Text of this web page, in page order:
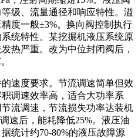
级、流量通径和响应特性。溢
度一般±3%。换向阀控制执行
统特性。某挖掘机液压系统原
热严重。改为中位封闭阀后，
速度要求。节流调速简单但效
调速效率高，适合大功率系
流调速，节流损失功率达装机
速后，能耗降低25%。液压油
统计约70-80%的液压故障源